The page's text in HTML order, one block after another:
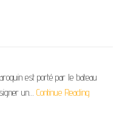
est porté par le bateau
un… Continue Reading